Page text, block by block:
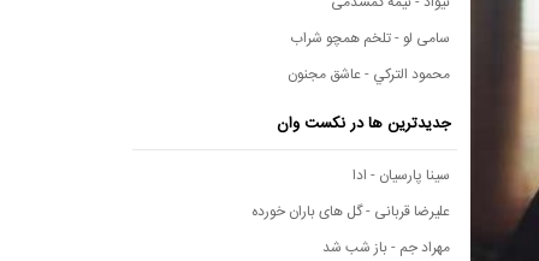
سامی لو - تلخم همچو شراب
محمود التركي - عاشق مجنون
جدیدترین ها در نکست وان
سینا پارسیان - ادا
علیرضا قربانی - گل های باران خورده
مهراد جم - باز شب شد